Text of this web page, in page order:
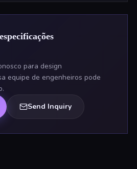
para design
equipe de engenheiros pode
Send Inquiry